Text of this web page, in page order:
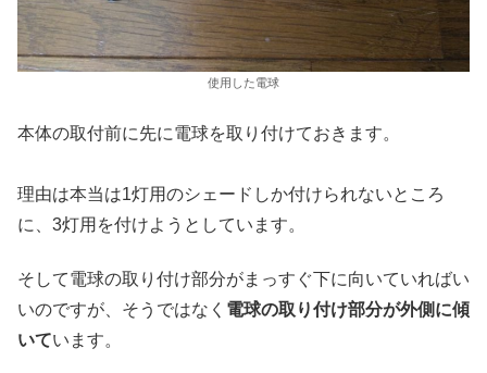
使用した電球
本体の取付前に先に電球を取り付けておきます。
理由は本当は1灯用のシェードしか付けられないところ
に、3灯用を付けようとしています。
そして電球の取り付け部分がまっすぐ下に向いていればい
いのですが、そうではなく 電球の取り付け部分が外側に傾
いています。